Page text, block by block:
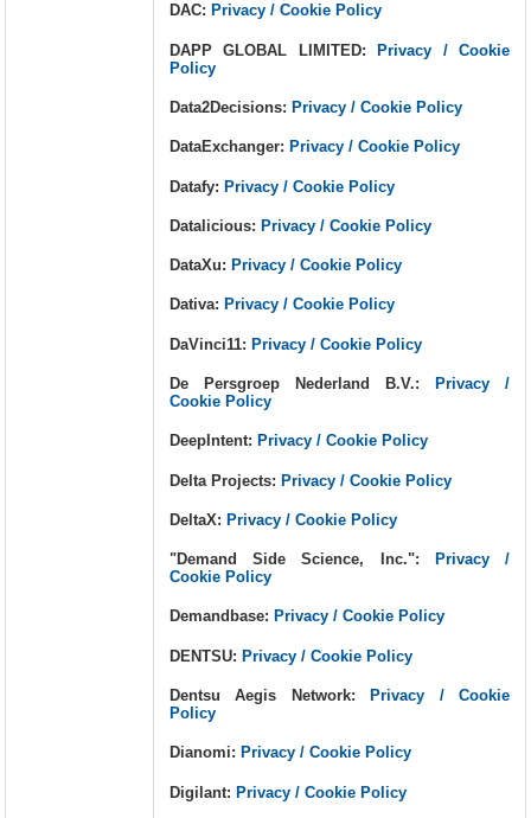
DAC: Privacy / Cookie Policy
DAPP GLOBAL LIMITED:Privacy / Cookie
Policy
Data2Decisions: Privacy / Cookie Policy
DataExchanger: Privacy / Cookie Policy
Datafy: Privacy / Cookie Policy
Datalicious: Privacy / Cookie Policy
DataXu: Privacy / Cookie Policy
Dativa: Privacy / Cookie Policy
DaVinci11: Privacy / Cookie Policy
De Persgroep Nederland B.V.:
Privacy /
Cookie Policy
DeepIntent: Privacy / Cookie Policy
Delta Projects: Privacy / Cookie Policy
DeltaX: Privacy / Cookie Policy
"Demand Side Science, Inc.":
Privacy /
Cookie Policy
Demandbase: Privacy / Cookie Policy
DENTSU: Privacy / Cookie Policy
Dentsu Aegis Network:
Privacy / Cookie
Policy
Dianomi: Privacy / Cookie Policy
Digilant: Privacy / Cookie Policy